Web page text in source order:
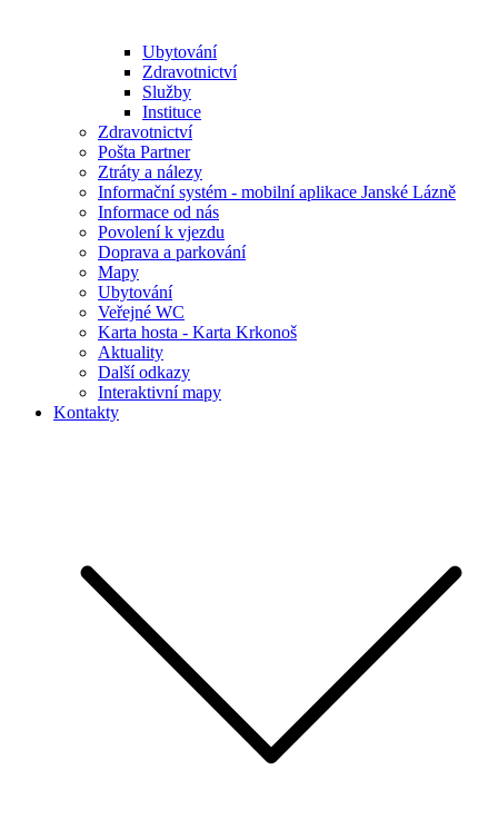
Ubytování
Zdravotnictví
Služby
Instituce
Zdravotnictví
Pošta Partner
Ztráty a nálezy
Informační systém - mobilní aplikace Janské Lázně
Informace od nás
Povolení k vjezdu
Doprava a parkování
Mapy
Ubytování
Veřejné WC
Karta hosta - Karta Krkonoš
Aktuality
Další odkazy
Interaktivní mapy
Kontakty